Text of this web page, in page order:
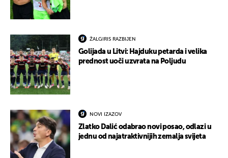
ŽALGIRIS RAZBIJEN
Golijada u Litvi: Hajduku petarda i velika
prednost uoči uzvrata na Poljudu
NOVI IZAZOV
Zlatko Dalić odabrao novi posao, odlazi u
jednu od najatraktivnijih zemalja svijeta